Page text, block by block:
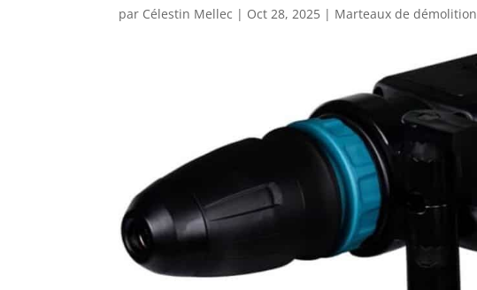
par Célestin Mellec | Oct 28, 2025 | Marteaux de démolition